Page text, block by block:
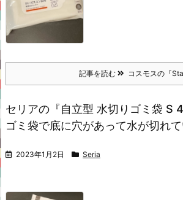
記事を読む コスモスの『
セリアの『自立型 水切りゴミ袋 S
ゴミ袋で底に穴があって水が切れて
2023年1月2日 Seria